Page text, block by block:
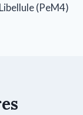
Libellule (PeM4)